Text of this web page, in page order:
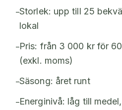
–Storlek: upp till 25
lokal
–Pris: från 3 000 kr för
(exkl. moms)
–Säsong: året runt
–Energinivå: låg till